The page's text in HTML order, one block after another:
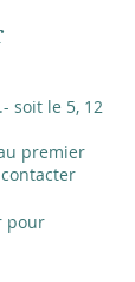
soit le 5, 12
premier
pour